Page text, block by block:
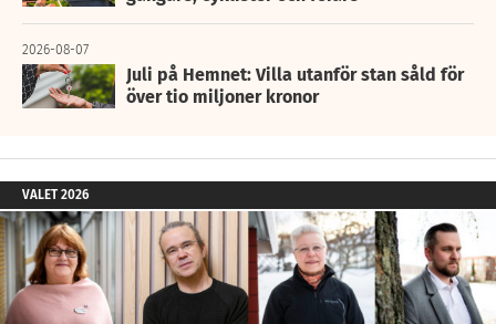
2026-08-07
Juli på Hemnet: Villa utanför stan såld för
över tio miljoner kronor
VALET 2026